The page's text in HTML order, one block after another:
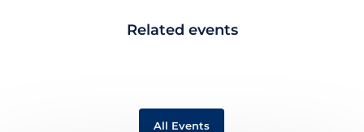
Related events
All Events